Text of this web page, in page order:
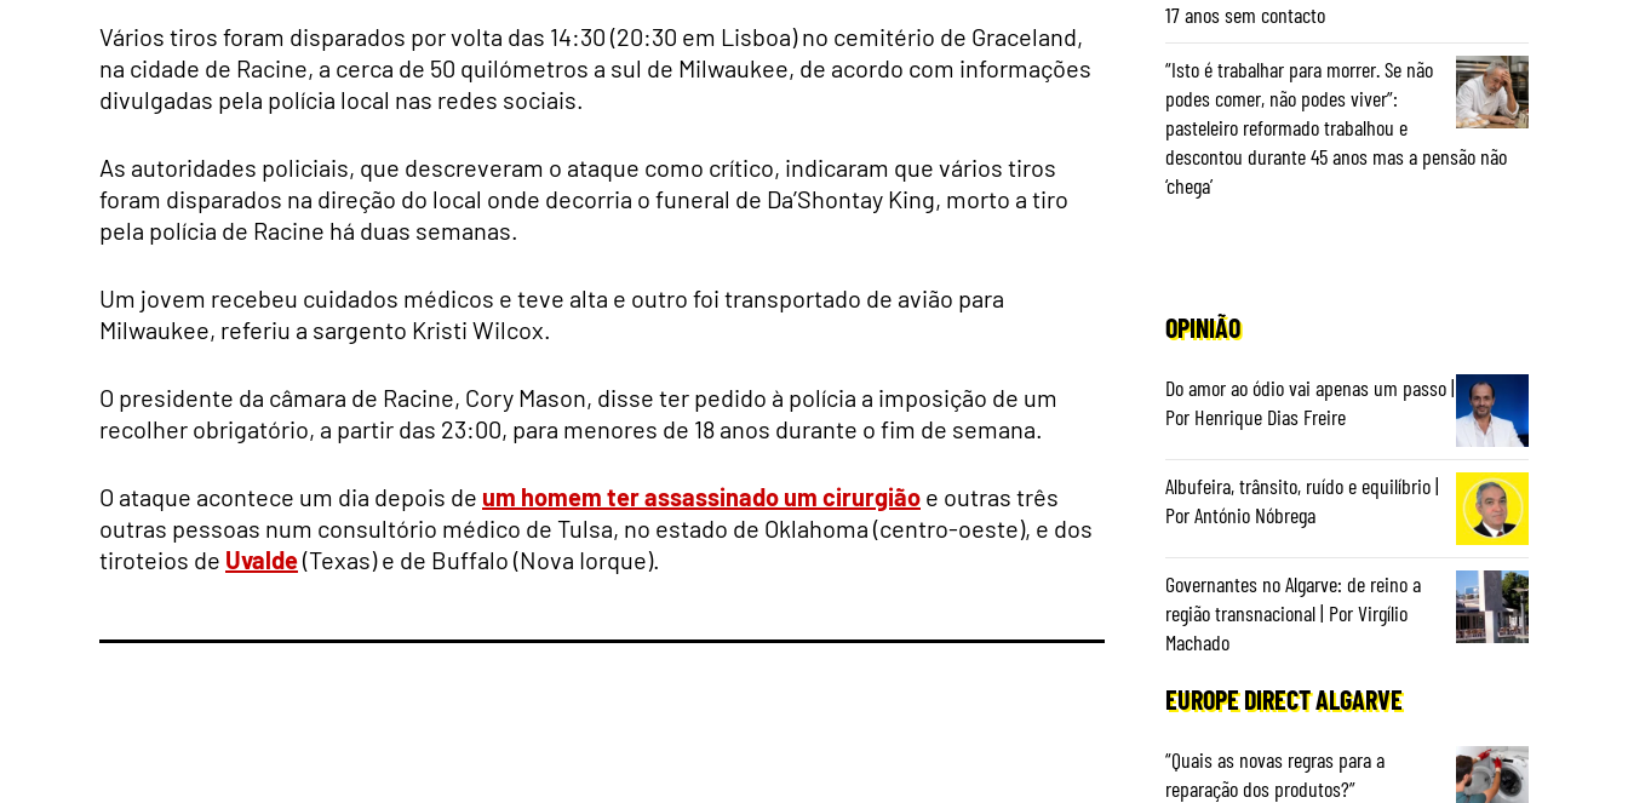
Vários tiros foram disparados por volta das 14:30 (20:30 em Lisboa) no cemitério de Graceland,
na cidade de Racine, a cerca de 50 quilómetros a sul de Milwaukee, de acordo com informações
divulgadas pela polícia local nas redes sociais.
As autoridades policiais, que descreveram o ataque como crítico, indicaram que vários tiros
foram disparados na direção do local onde decorria o funeral de Da’Shontay King, morto a tiro
pela polícia de Racine há duas semanas.
Um jovem recebeu cuidados médicos e teve alta e outro foi transportado de avião para
Milwaukee, referiu a sargento Kristi Wilcox.
O presidente da câmara de Racine, Cory Mason, disse ter pedido à polícia a imposição de um
recolher obrigatório, a partir das 23:00, para menores de 18 anos durante o fim de semana.
O ataque acontece um dia depois de um homem ter assassinado um cirurgião e outras três
outras pessoas num consultório médico de Tulsa, no estado de Oklahoma (centro-oeste), e dos
tiroteios de Uvalde(Texas) e de Buffalo (Nova Iorque).
17 anos sem contacto
“Isto é trabalhar para morrer. Se não
podes comer, não podes viver”:
pasteleiro reformado trabalhou e
descontou durante 45 anos mas a pensão não
‘chega’
OPINIÃO
Do amor ao ódio vai apenas um passo |
Por Henrique Dias Freire
Albufeira, trânsito, ruído e equilíbrio |
Por António Nóbrega
Governantes no Algarve: de reino a
região transnacional | Por Virgílio
Machado
EUROPE DIRECT ALGARVE
“Quais as novas regras para a
reparação dos produtos?”